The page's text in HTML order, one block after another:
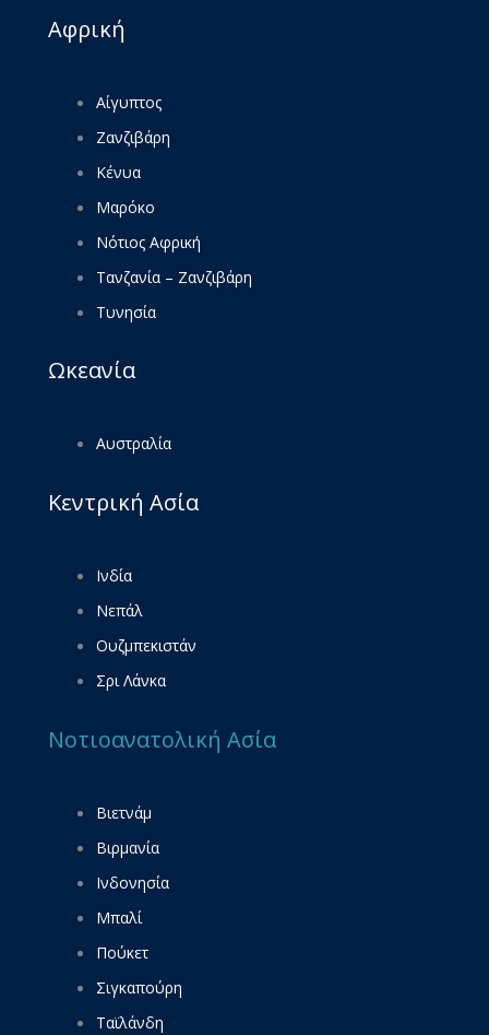
Αφρική
Αίγυπτος
Ζανζιβάρη
Κένυα
Μαρόκο
Νότιος Αφρική
Τανζανία – Ζανζιβάρη
Τυνησία
Ωκεανία
Αυστραλία
Κεντρική Ασία
Ινδία
Νεπάλ
Ουζμπεκιστάν
Σρι Λάνκα
Νοτιοανατολική Ασία
Βιετνάμ
Βιρμανία
Ινδονησία
Μπαλί
Πούκετ
Σιγκαπούρη
Ταϊλάνδη